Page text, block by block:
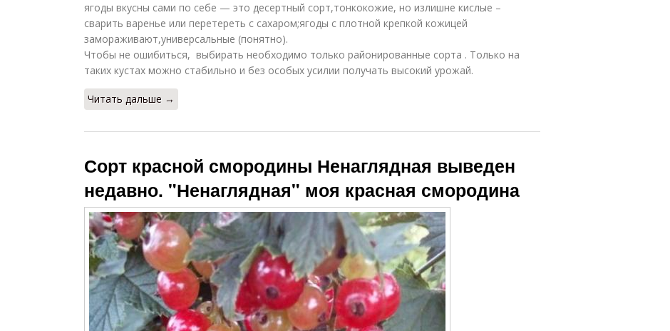
ягоды вкусны сами по себе — это десертный сорт,тонкокожие, но излишне кислые –
сварить варенье или перетереть с сахаром;ягоды с плотной крепкой кожицей
замораживают,универсальные (понятно).
Чтобы не ошибиться, выбирать необходимо только районированные сорта . Только на
таких кустах можно стабильно и без особых усилии получать высокий урожай.
Читать дальше →
Сорт красной смородины Ненаглядная выведен
недавно. "Ненаглядная" моя красная смородина